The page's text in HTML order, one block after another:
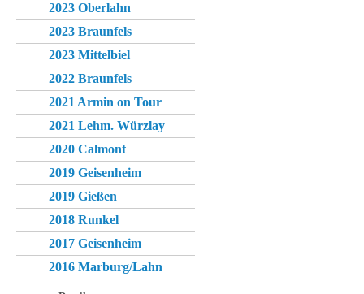
2023 Oberlahn
2023 Braunfels
2023 Mittelbiel
2022 Braunfels
2021 Armin on Tour
2021 Lehm. Würzlay
2020 Calmont
2019 Geisenheim
2019 Gießen
2018 Runkel
2017 Geisenheim
2016 Marburg/Lahn